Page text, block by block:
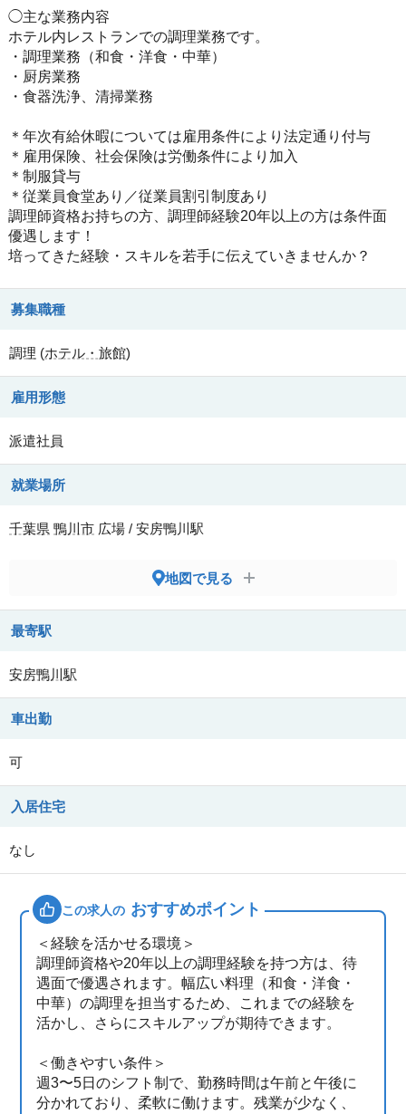
◯主な業務内容
ホテル内レストランでの調理業務です。
・調理業務（和食・洋食・中華）
・厨房業務
・食器洗浄、清掃業務
＊年次有給休暇については雇用条件により法定通り付与
＊雇用保険、社会保険は労働条件により加入
＊制服貸与
＊従業員食堂あり／従業員割引制度あり
調理師資格お持ちの方、調理師経験20年以上の方は条件面
優遇します！
培ってきた経験・スキルを若手に伝えていきませんか？
募集職種
調理 (ホテル・旅館)
雇用形態
派遣社員
就業場所
千葉県 鴨川市 広場 / 安房鴨川駅
地図で見る
最寄駅
安房鴨川駅
車出勤
可
入居住宅
なし
この求人の おすすめポイント
＜経験を活かせる環境＞
調理師資格や20年以上の調理経験を持つ方は、待
遇面で優遇されます。幅広い料理（和食・洋食・
中華）の調理を担当するため、これまでの経験を
活かし、さらにスキルアップが期待できます。
＜働きやすい条件＞
週3〜5日のシフト制で、勤務時間は午前と午後に
分かれており、柔軟に働けます。残業が少なく、